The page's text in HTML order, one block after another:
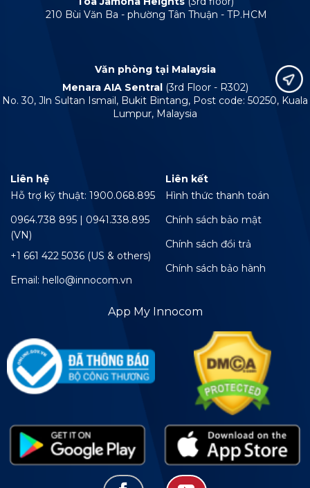
210 Bùi Văn Ba - phường Tân Thuận - TP.HCM
Văn phòng tại Malaysia
Menara AIA Sentral (3rd Floor - R302)
No. 30, Jln Sultan Ismail, Bukit Bintang, Post code: 50250, Kuala
Lumpur, Malaysia
Liên hệ
Hỗ trợ kỹ thuật: 1900.068.895
0964.738 895 | 0941.338.895
(VN)
+1 661 422 5036 (US & others)
Email: hello@innocom.vn
Liên kết
Hình thức thanh toán
Chính sách bảo mật
Chính sách đổi trả
Chính sách bảo hành
App My Innocom